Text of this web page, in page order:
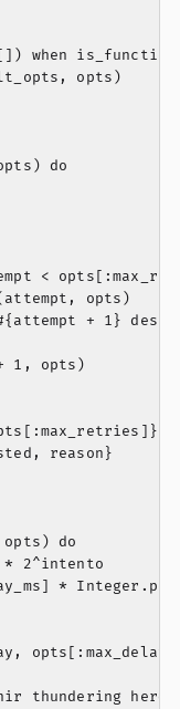
when
opts)
do
<
opts)
+ 1}
1, opts)
reason}
do
2^intento
*
thundering herd